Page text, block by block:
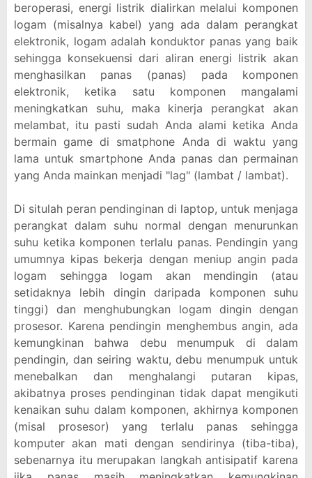
beroperasi, energi listrik dialirkan melalui komponen
logam (misalnya kabel) yang ada dalam perangkat
elektronik, logam adalah konduktor panas yang baik
sehingga konsekuensi dari aliran energi listrik akan
menghasilkan panas (panas) pada komponen
elektronik, ketika satu komponen mangalami
meningkatkan suhu, maka kinerja perangkat akan
melambat, itu pasti sudah Anda alami ketika Anda
bermain game di smatphone Anda di waktu yang
lama untuk smartphone Anda panas dan permainan
yang Anda mainkan menjadi "lag" (lambat / lambat).
Di situlah peran pendinginan di laptop, untuk menjaga
perangkat dalam suhu normal dengan menurunkan
suhu ketika komponen terlalu panas. Pendingin yang
umumnya kipas bekerja dengan meniup angin pada
logam sehingga logam akan mendingin (atau
setidaknya lebih dingin daripada komponen suhu
tinggi) dan menghubungkan logam dingin dengan
prosesor. Karena pendingin menghembus angin, ada
kemungkinan bahwa debu menumpuk di dalam
pendingin, dan seiring waktu, debu menumpuk untuk
menebalkan dan menghalangi putaran kipas,
akibatnya proses pendinginan tidak dapat mengikuti
kenaikan suhu dalam komponen, akhirnya komponen
(misal prosesor) yang terlalu panas sehingga
komputer akan mati dengan sendirinya (tiba-tiba),
sebenarnya itu merupakan langkah antisipatif karena